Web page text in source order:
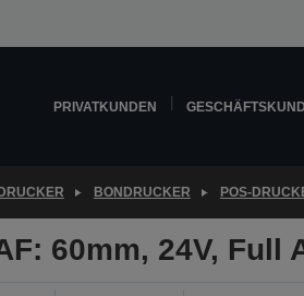
PRIVATKUNDEN
DRUCKER BONDRUCKER POS-
60mm, 24V, Full